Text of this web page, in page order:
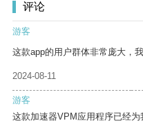
评论
游客
这款app的用户群体非常庞大，
2024-08-11
游客
这款加速器VPM应用程序已经